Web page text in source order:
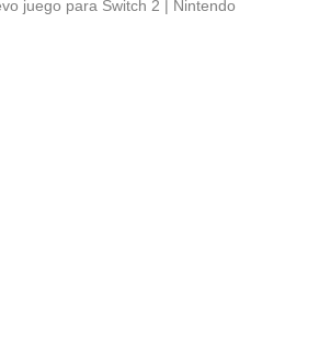
juego para Switch 2 Nintendo